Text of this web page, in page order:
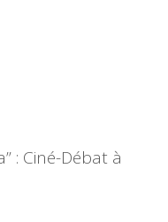
: Ciné-Débat à